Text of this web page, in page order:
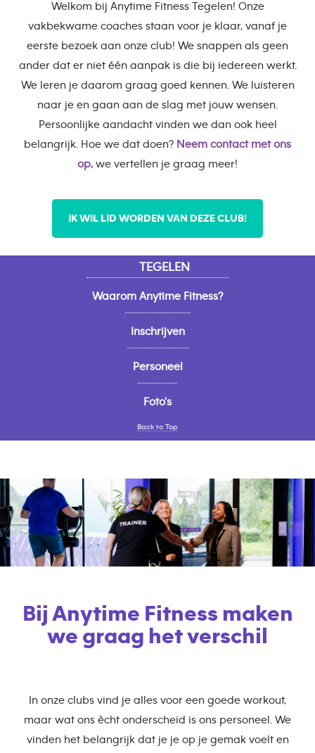
Welkom bij Anytime Fitness Tegelen! Onze
vakbekwame coaches staan voor je klaar, vanaf je
eerste bezoek aan onze club! We snappen als geen
ander dat er niet één aanpak is die bij iedereen werkt.
We leren je daarom graag goed kennen. We luisteren
naar je en gaan aan de slag met jouw wensen.
Persoonlijke aandacht vinden we dan ook heel
belangrijk. Hoe we dat doen? Neem contact met ons
op, we vertellen je graag meer!
IK WIL LID WORDEN VAN DEZE CLUB!
TEGELEN
Waarom Anytime Fitness?
Inschrijven
Personeel
Foto's
Back to Top
Bij Anytime Fitness maken
we graag het verschil
In onze clubs vind je alles voor een goede workout,
maar wat ons ècht onderscheid is ons personeel. We
vinden het belangrijk dat je je op je gemak voelt en